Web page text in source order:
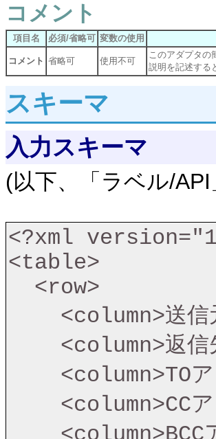
コメント
項目名 必須/省略可 変数の使用
コメント 省略可 使用不可
このアダプタの
説明を記述する
スキーマ
入力スキーマ
(以下、「ラベル/
<?xml
<table>